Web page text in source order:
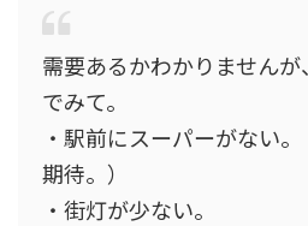
需要あるかわかりません
でみて。
・駅前にスーパーがない
期待。）
・街灯が少ない。